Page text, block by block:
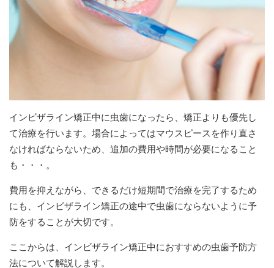
インビザライン矯正中に虫歯になったら、矯正よりも優先し
て治療を行います。場合によってはマウスピースを作り直さ
なければならないため、追加の費用や時間が必要になること
も・・・。
費用を抑えながら、できるだけ短期間で治療を完了するため
にも、インビザライン矯正の途中で虫歯にならないように予
防をすることが大切です。
ここからは、インビザライン矯正中におすすめの虫歯予防方
法について解説します。